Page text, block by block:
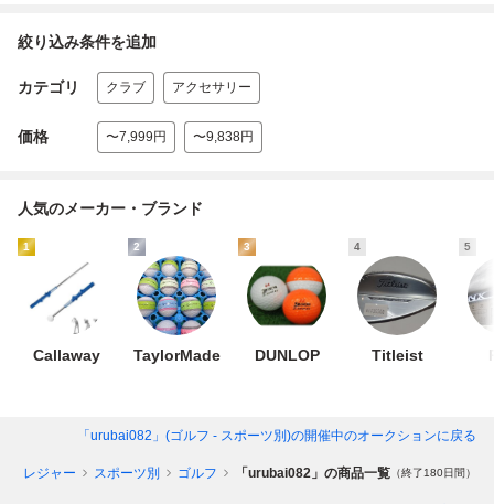
絞り込み条件を追加
カテゴリ クラブ アクセサリー
価格 〜7,999円 〜9,838円
人気のメーカー・ブランド
1
Callaway
2
TaylorMade
3
DUNLOP
4
Titleist
5
「urubai082」(ゴルフ - スポーツ別)の開催中のオークションに戻る
、レジャー スポーツ別 ゴルフ 「urubai082」の商品一覧 （終了180日間）